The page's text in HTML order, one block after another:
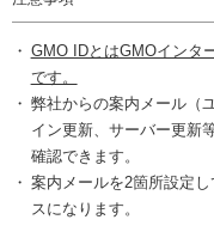
GMO IDとはGMOインタ
です。
弊社からの案内メール（
イン更新、サーバー更新
確認できます。
案内メールを2箇所設定
スになります。